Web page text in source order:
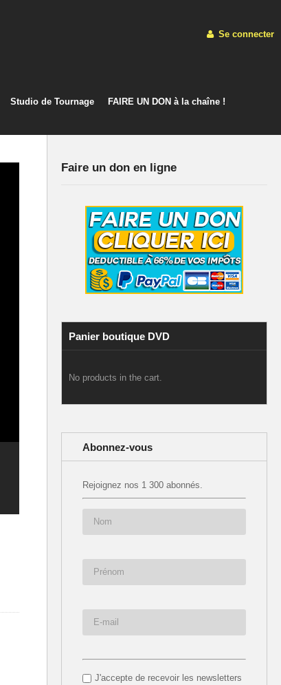
Se connecter
Studio de Tournage FAIRE UN DON à la chaîne !
Faire un don en ligne
Panier boutique DVD
No products in the cart.
Abonnez-vous
Rejoignez nos 1 300 abonnés.
J'accepte de recevoir les newsletters